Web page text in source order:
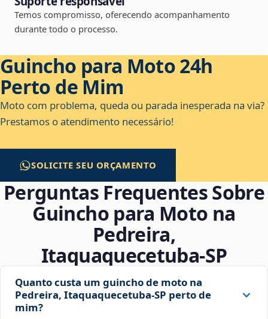
Temos compromisso, oferecendo acompanhamento
durante todo o processo.
Guincho para Moto 24h
Perto de Mim
Moto com problema, queda ou parada inesperada na via?
Prestamos o atendimento necessário!
SOLICITE SEU ORÇAMENTO
Perguntas Frequentes Sobre
Guincho para Moto na
Pedreira,
Itaquaquecetuba‑SP
Quanto custa um guincho de moto na
Pedreira, Itaquaquecetuba‑SP perto de
mim?